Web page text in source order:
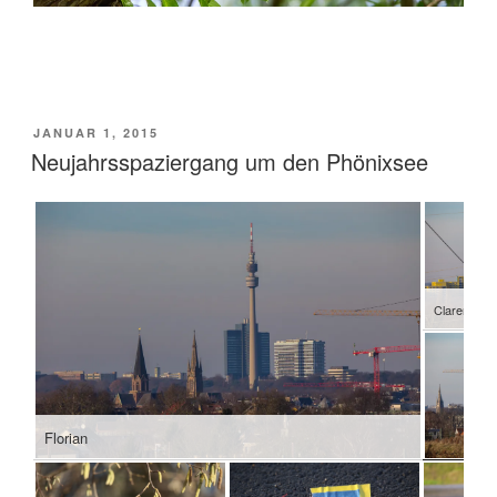
VERÖFFENTLICHT
AM
JANUAR 1, 2015
Neujahrsspaziergang um den Phönixsee
Florian